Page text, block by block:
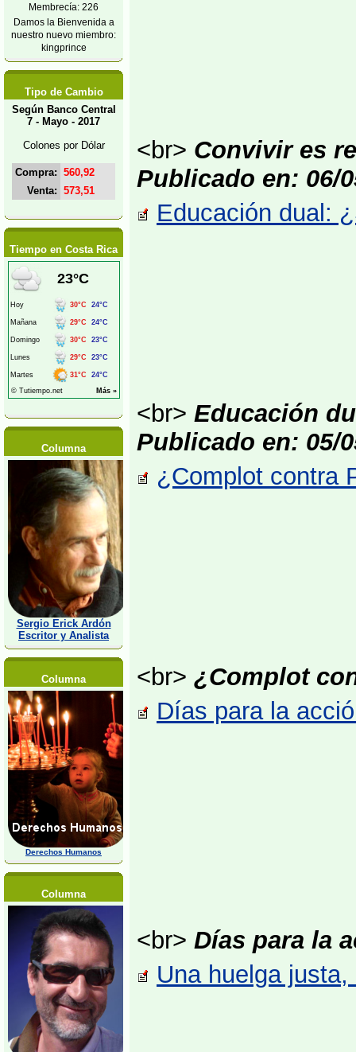
Membrecía: 226
Damos la Bienvenida a
nuestro nuevo miembro:
kingprince
Tipo de Cambio
Según Banco Central
7 - Mayo - 2017
Colones por Dólar
Compra: 560,92
Venta: 573,51
Tiempo en Costa Rica
Columna
Sergio Erick Ardón
Escritor y Analista
Columna
Derechos Humanos
Columna
<br> Convivir es
Publicado en: 06/
Educación dual:
<br> Educación
Publicado en: 05/
¿Complot contra
<br> ¿Complot
Días para la
<br> Días para la
Una huelga